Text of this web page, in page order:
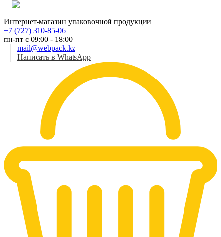
Интернет-магазин упаковочной продукции
+7 (727) 310-85-06
пн-пт с 09:00 - 18:00
mail@webpack.kz
Написать в WhatsApp